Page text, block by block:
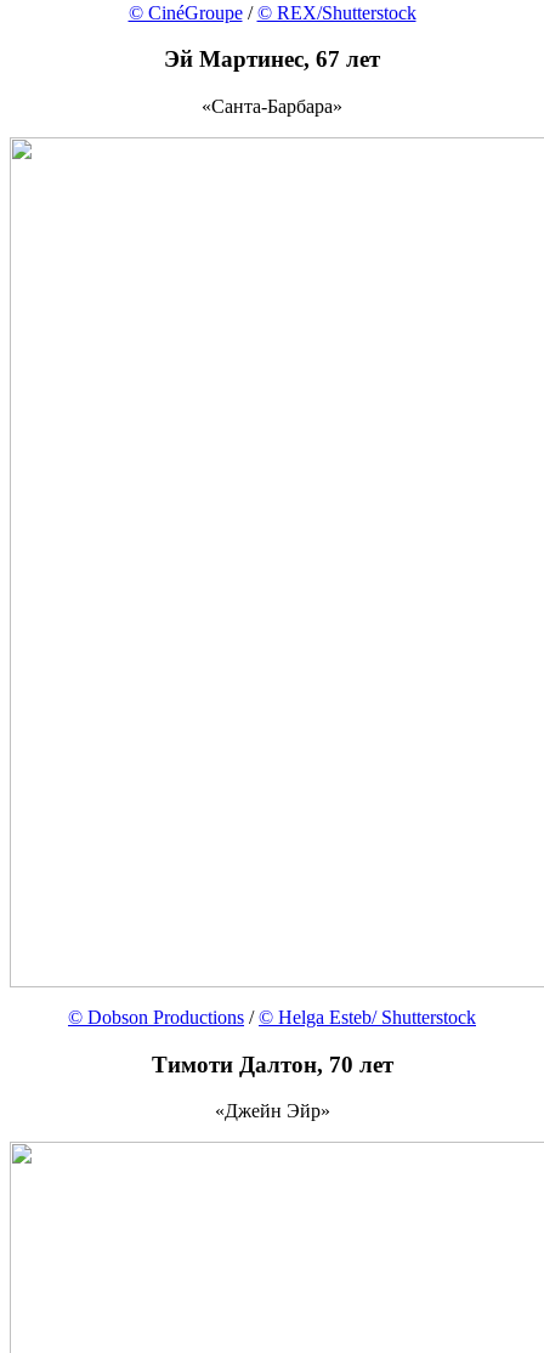
© CinéGroupe/© REX/Shutterstock
Эй Мартинес, 67 лет
«Санта-Барбара»
© Dobson Productions /© Helga Esteb/ Shutterstock
Тимоти Далтон, 70 лет
«Джейн Эйр»